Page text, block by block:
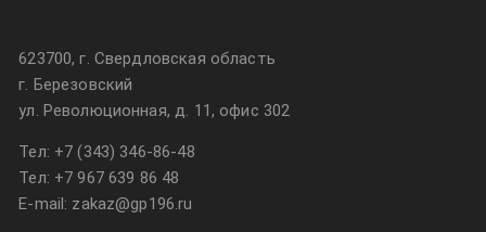
623700, г. Свердловская область
г. Березовский
ул. Революционная, д. 11, офис 302
Тел: +7 (343) 346-86-48
Тел: +7 967 639 86 48
E-mail: zakaz@gp196.ru